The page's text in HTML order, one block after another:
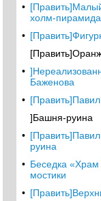
•
холм-пирамида
•
•
Баженова
•
]Башня-руина
•
руина
• Беседка
мостики
•